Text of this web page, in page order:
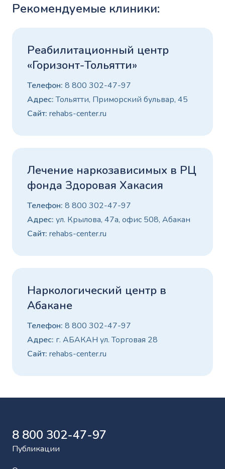
Рекомендуемые клиники:
Реабилитационный центр
«Горизонт-Тольятти»
Телефон: 8 800 302-47-97
Адрес:Тольятти, Приморский бульвар, 45
Сайт: rehabs-center.ru
Лечение наркозависимых в РЦ
фонда Здоровая Хакасия
Телефон: 8 800 302-47-97
Адрес: ул. Крылова, 47а, офис 508, Абакан
Сайт: rehabs-center.ru
Наркологический центр в
Абакане
Телефон: 8 800 302-47-97
Адрес: г. АБАКАН ул. Торговая 28
Сайт: rehabs-center.ru
8 800 302-47-97
Публикации